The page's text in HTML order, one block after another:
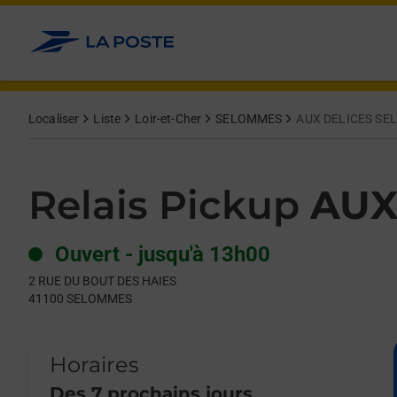
Allez au contenu
Localiser Liste Loir-et-Cher SELOMMES AUX DELICES
Relais Pickup
Ouvert - jusqu'à 13h00
2 RUE DU BOUT DES HAIES
41100 SELOMMES
Horaires
Day of the WeekHours
Get directions to Relais Pickup at 2 RUE DU BOUT DES HAIES
lien s'ouvre dans un nouvel onglet